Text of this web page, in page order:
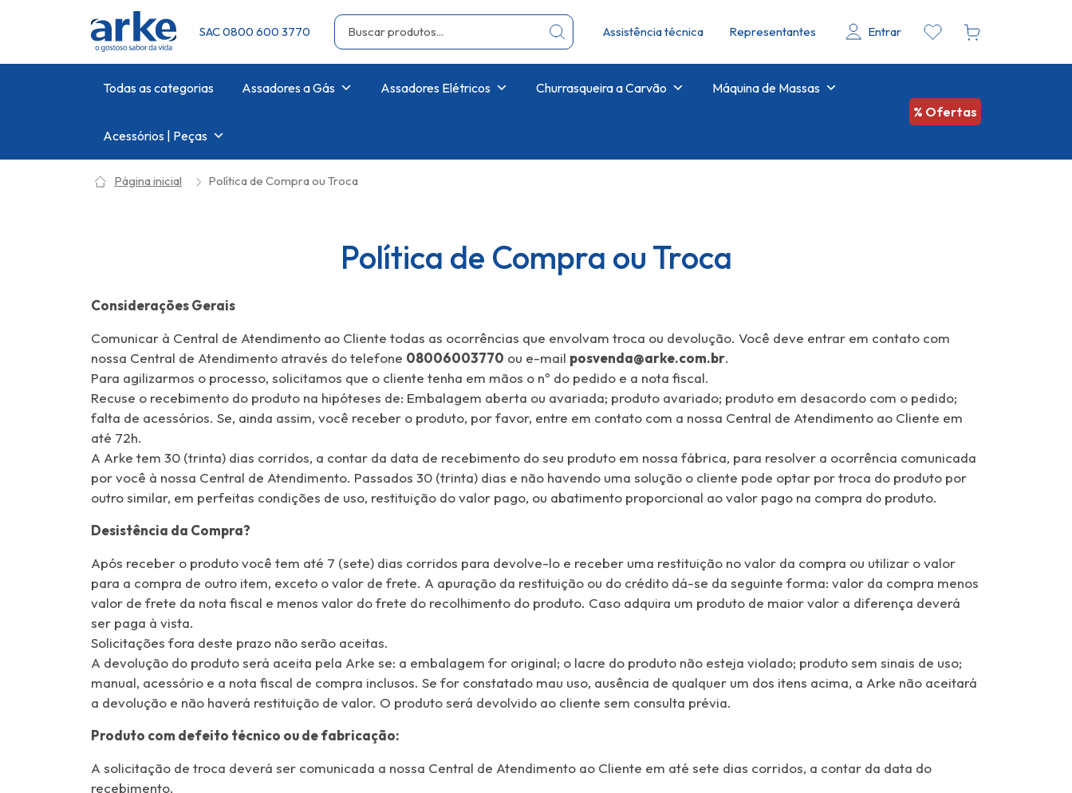
SAC 0800 600 3770 Assistência técnica Representantes Entrar
Todas as categorias Assadores a Gás Assadores Elétricos Churrasqueira a Carvão Máquina de Massas
Acessórios | Peças
% Ofertas
Página inicial Política de Compra ou Troca
Política de Compra ou Troca
Considerações Gerais
Comunicar à Central de Atendimento ao Cliente todas as ocorrências que envolvam troca ou devolução. Você deve entrar em contato com
nossa Central de Atendimento através do telefone 08006003770 ou e-mail posvenda@arke.com.br.
Para agilizarmos o processo, solicitamos que o cliente tenha em mãos o nº do pedido e a nota fiscal.
Recuse o recebimento do produto na hipóteses de: Embalagem aberta ou avariada; produto avariado; produto em desacordo com o pedido;
falta de acessórios. Se, ainda assim, você receber o produto, por favor, entre em contato com a nossa Central de Atendimento ao Cliente em
até 72h.
A Arke tem 30 (trinta) dias corridos, a contar da data de recebimento do seu produto em nossa fábrica, para resolver a ocorrência comunicada
por você à nossa Central de Atendimento. Passados 30 (trinta) dias e não havendo uma solução o cliente pode optar por troca do produto por
outro similar, em perfeitas condições de uso, restituição do valor pago, ou abatimento proporcional ao valor pago na compra do produto.
Desistência da Compra?
Após receber o produto você tem até 7 (sete) dias corridos para devolve-lo e receber uma restituição no valor da compra ou utilizar o valor
para a compra de outro item, exceto o valor de frete. A apuração da restituição ou do crédito dá-se da seguinte forma: valor da compra menos
valor de frete da nota fiscal e menos valor do frete do recolhimento do produto. Caso adquira um produto de maior valor a diferença deverá
ser paga à vista.
Solicitações fora deste prazo não serão aceitas.
A devolução do produto será aceita pela Arke se: a embalagem for original; o lacre do produto não esteja violado; produto sem sinais de uso;
manual, acessório e a nota fiscal de compra inclusos. Se for constatado mau uso, ausência de qualquer um dos itens acima, a Arke não aceitará
a devolução e não haverá restituição de valor. O produto será devolvido ao cliente sem consulta prévia.
Produto com defeito técnico ou de fabricação:
A solicitação de troca deverá ser comunicada a nossa Central de Atendimento ao Cliente em até sete dias corridos, a contar da data do
recebimento.